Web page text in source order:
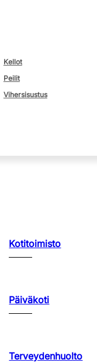
Kellot
Peilit
Vihersisustus
Kotitoimisto
Päiväkoti
Terveydenhuolto